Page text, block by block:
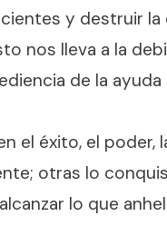
y destruir
nos lleva a la
de la
el éxito, el poder,
otras lo
lo que